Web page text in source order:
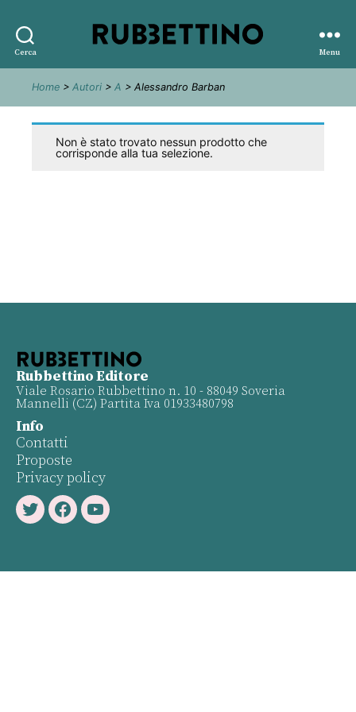
Cerca
editore
Menu
Home > Autori > A > Alessandro Barban
Non è stato trovato nessun prodotto che
corrisponde alla tua selezione.
Rubbettino Editore
Viale Rosario Rubbettino n. 10 - 88049 Soveria
Mannelli (CZ) Partita Iva 01933480798
Info
Contatti
Proposte
Privacy policy
TwitterFacebookYoutube